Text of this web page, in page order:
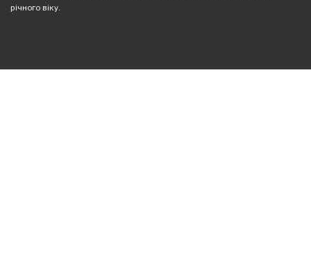
річного віку.